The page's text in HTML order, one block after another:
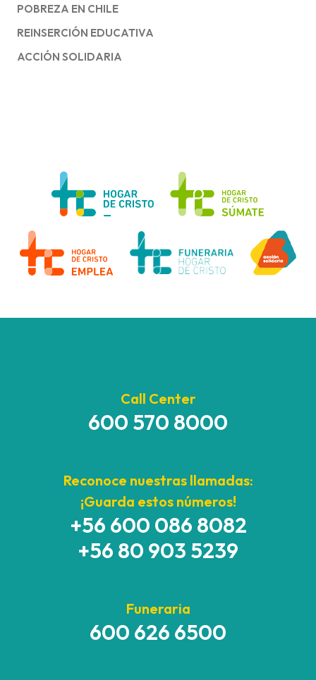
POBREZA EN CHILE
REINSERCIÓN EDUCATIVA
ACCIÓN SOLIDARIA
Call Center
600 570 8000
Reconoce nuestras llamadas:
¡Guarda estos números!
+56 600 086 8082
+56 80 903 5239
Funeraria
600 626 6500